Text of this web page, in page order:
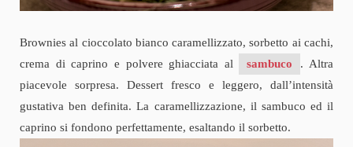
Brownies al cioccolato bianco caramellizzato, sorbetto ai cachi,
crema di caprino e polvere ghiacciata al
sambuco
. Altra
piacevole sorpresa. Dessert fresco e leggero, dall’intensità
gustativa ben definita. La caramellizzazione, il sambuco ed il
caprino si fondono perfettamente, esaltando il sorbetto.